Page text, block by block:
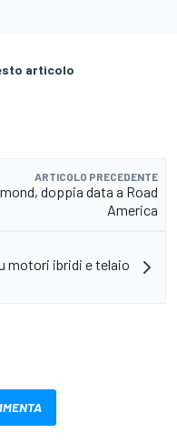
articolo
ARTICOLO PRECEDENTE
doppia data a Road
America
motori ibridi e telaio